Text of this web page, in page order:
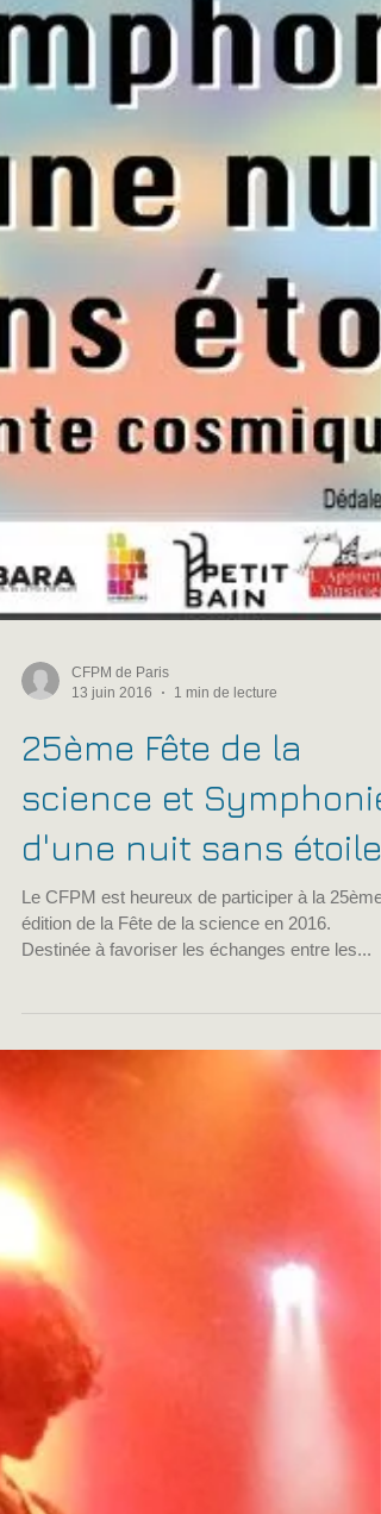
13 juin 2016
1 min de lecture
25ème Fête de la
science et Symphonie
d'une nuit sans étoile
Le CFPM est heureux de participer à la 25ème